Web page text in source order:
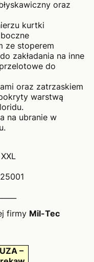
oraz
kurtki
ze stoperem
zakładania na inne
do
oraz zatrzaskiem
warstwą
na ubranie w
firmy Mil-Tec
–